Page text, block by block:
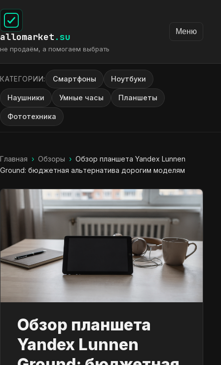
allomarket .su
не продаём, а помогаем выбрать
Меню
КАТЕГОРИИ: Смартфоны Ноутбуки
Наушники Умные часы Планшеты
Фототехника
Главная › Обзоры › Обзор планшета Yandex Lunnen
Ground: бюджетная альтернатива дорогим моделям
Обзор планшета
Yandex Lunnen